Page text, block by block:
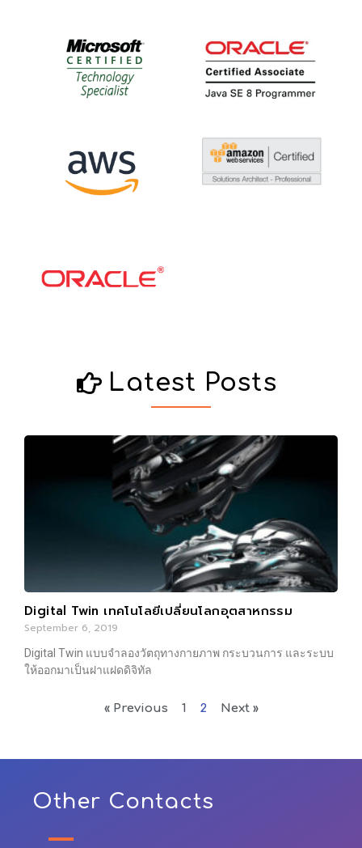
Latest Posts
Digital Twin เทคโนโลยีเปลี่ยนโลกอุตสาหกรรม
September 6, 2019
Digital Twin แบบจำลองวัตถุทางกายภาพ กระบวนการ และระบบ
ให้ออกมาเป็นฝาแฝดดิจิทัล
« Previous 1 2 Next »
Other Contacts